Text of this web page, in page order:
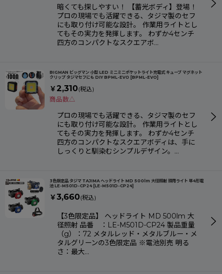
絞り込む
暗くても探しやすい！ 【蓄光ボディ】登場！
プロの現場でも活躍できる、タジマ製のセフ
にも取り付け可能な設計。 作業用ライトとし
てもその実力を発揮します。 わずか4センチ
四方のコンパクトなスクエアボ…
BIGMAN ビッグマン 小型 LED ミニミニポケットライト充電式 キューブ マグネット
クリップ タジマセフにも DIY BPML-EVO [BPML-EVO]
￥ 2,310(税込)
商品数△
プロの現場でも活躍できる、タジマ製のセフ
にも取り付け可能な設計。 作業用ライトとし
てもその実力を発揮します。 わずか4センチ
四方のコンパクトなスクエアボディは、手に
しっくりと馴染むシンプルデザイン。…
3色限定品 タジマ TAJIMA ヘッドライト MD 500lm 大径照射 頭用ライト 単4形電
池 LE-M501D-CP24 [LE-M501D-CP24]
￥3,660(税込)
【3色限定品】 ヘッドライト MD 500lm 大
径照射 品番 ：LE-M501D-CP24 製品重量
（g）：72 メタルレッド・メタルブルー・メ
タルグリーンの3色限定品 ※電池別売 明る
さ：最大…